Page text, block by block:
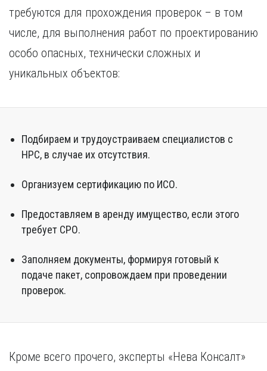
требуются для прохождения проверок – в том
числе, для выполнения работ по проектированию
особо опасных, технически сложных и
уникальных объектов:
Подбираем и трудоустраиваем специалистов с
НРС, в случае их отсутствия.
Организуем сертификацию по ИСО.
Предоставляем в аренду имущество, если этого
требует СРО.
Заполняем документы, формируя готовый к
подаче пакет, сопровождаем при проведении
проверок.
Кроме всего прочего, эксперты «Нева Консалт»